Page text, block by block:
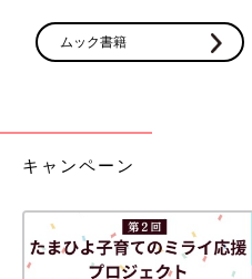
可能。
（申告から約1〜2カ月後）
4,516人に
らない？
ムック書籍
キャンペーン